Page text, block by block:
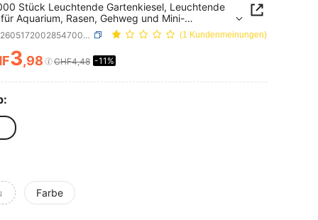
Stück Leuchtende Gartenkiesel, Leuchtende
Aquarium, Rasen, Gehweg und Mini-
DIY, Bunte Leuchtende Kies, Geeignet für
Hochzeit, Sommer und Bonsai Außen Dekoration
SKU: sh260517200285470051345 (1 Kundenmeinungen)
AND AVAILABILITY
3,98 CHF4,48 -11%
Farbe